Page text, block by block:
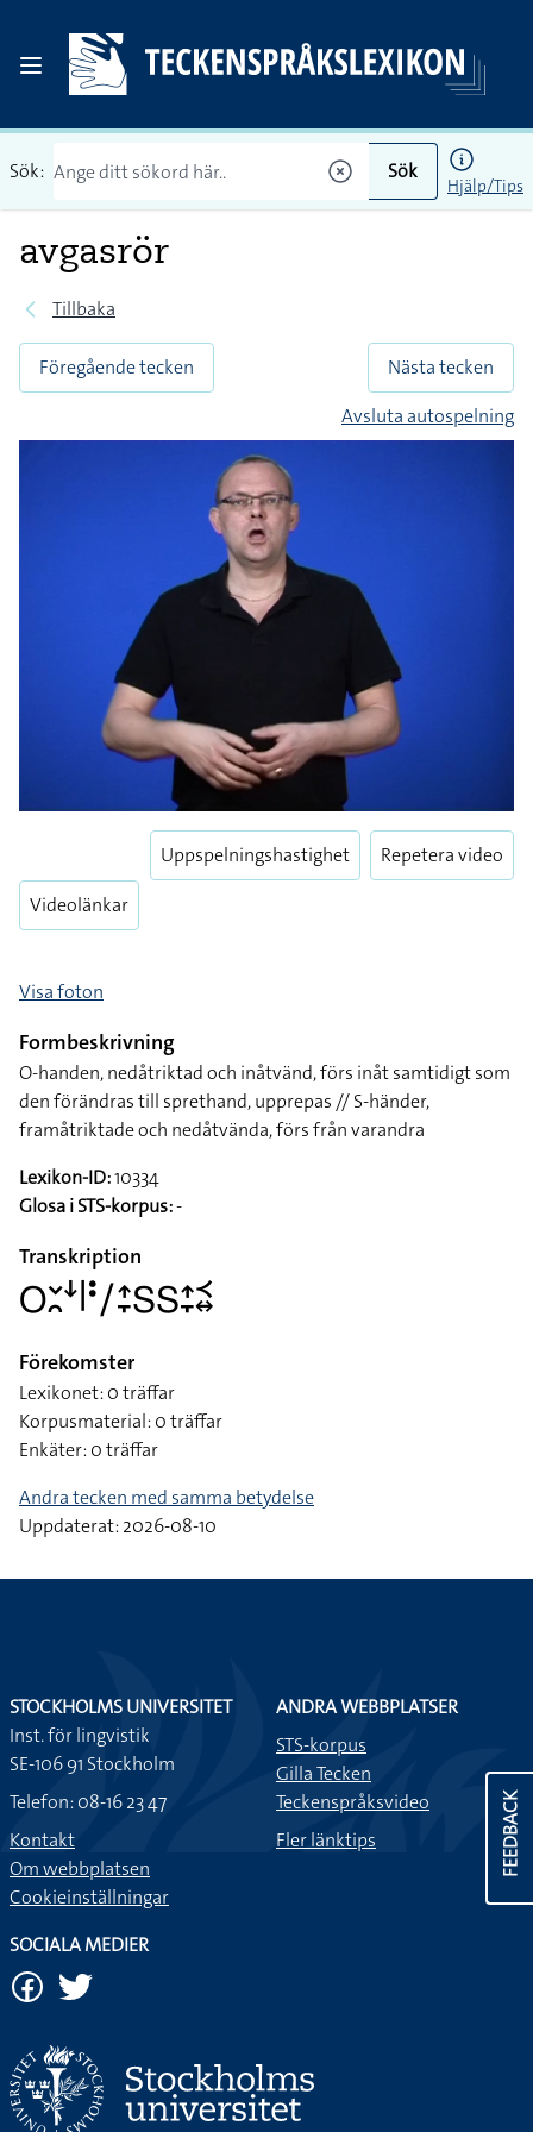
Sök: Sök
Hjälp/Tips
avgasrör
Tillbaka
Föregående tecken
Nästa tecken
Avsluta autospelning
Videolänkar
Uppspelningshastighet Repetera video
Visa foton
Formbeskrivning
O-handen, nedåtriktad och inåtvänd, förs inåt samtidigt som
den förändras till sprethand, upprepas // S-händer,
framåtriktade och nedåtvända, förs från varandra
Lexikon-ID:10334
Glosa i STS-korpus:-
Transkription
􌥆􌥖􌥘􌦄􌥼􌥻􌥠􌤴􌥙􌥅􌥅􌤴􌥙􌥹􌦉
Förekomster
Lexikonet: 0 träffar
Korpusmaterial: 0 träffar
Enkäter: 0 träffar
Andra tecken med samma betydelse
Uppdaterat: 2026-08-10
FEEDBACK
STOCKHOLMS UNIVERSITET
Inst. för lingvistik
SE-106 91 Stockholm
Telefon: 08-16 23 47
Kontakt
Om webbplatsen
Cookieinställningar
ANDRA WEBBPLATSER
STS-korpus
Gilla Tecken
Teckenspråksvideo
Fler länktips
SOCIALA MEDIER